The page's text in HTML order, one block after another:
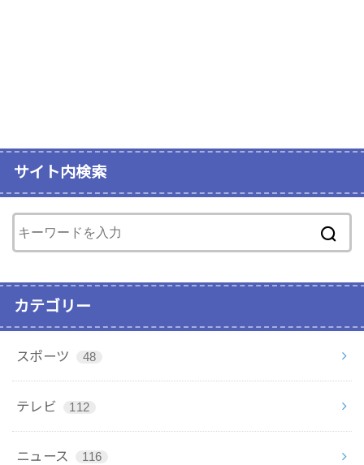
サイト内検索
カテゴリー
スポーツ 48
テレビ 112
ニュース 116